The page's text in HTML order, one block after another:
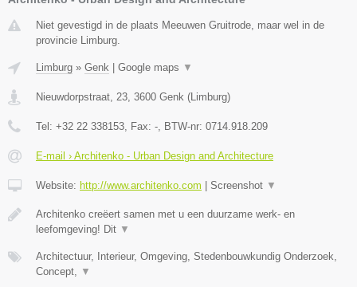
Niet gevestigd in de plaats Meeuwen Gruitrode, maar wel in de
provincie Limburg.
Limburg » Genk Google maps ▼
Nieuwdorpstraat, 23, 3600 Genk (Limburg)
Tel: +32 22 338153, Fax: -, BTW-nr: 0714.918.209
E-mail › Architenko - Urban Design and Architecture
Website: http://www.architenko.com Screenshot ▼
Architenko creëert samen met u een duurzame werk- en
leefomgeving! Dit ▼
Architectuur, Interieur, Omgeving, Stedenbouwkundig Onderzoek,
Concept, ▼